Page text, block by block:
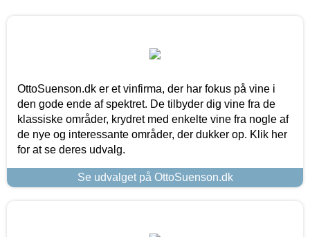
OttoSuenson.dk er et vinfirma, der har fokus på vine i
den gode ende af spektret. De tilbyder dig vine fra de
klassiske områder, krydret med enkelte vine fra nogle af
de nye og interessante områder, der dukker op. Klik her
for at se deres udvalg.
Se udvalget på OttoSuenson.dk